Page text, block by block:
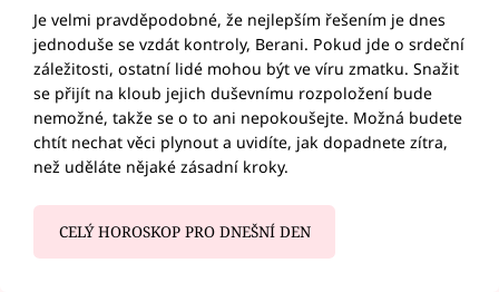
Je velmi pravděpodobné, že nejlepším řešením je dnes
jednoduše se vzdát kontroly, Berani. Pokud jde o srdeční
záležitosti, ostatní lidé mohou být ve víru zmatku. Snažit
se přijít na kloub jejich duševnímu rozpoložení bude
nemožné, takže se o to ani nepokoušejte. Možná budete
chtít nechat věci plynout a uvidíte, jak dopadnete zítra,
než uděláte nějaké zásadní kroky.
CELÝ HOROSKOP PRO DNEŠNÍ DEN